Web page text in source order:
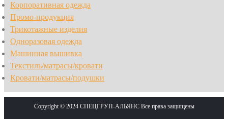
Корпоративная одежда
Промо-продукция
Трикотажные изделия
Одноразовая одежда
Машинная вышивка
Текстиль/матрасы/кровати
Кровати/матрасы/подушки
Copyright © 2024 СПЕЦГРУП-АЛЬЯНС Все права защищены